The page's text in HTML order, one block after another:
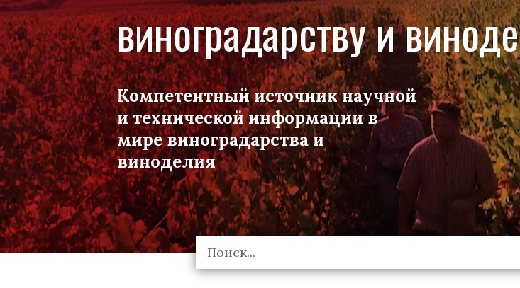
виноградарству и
Компетентный источник научной
и технической информации в
мире виноградарства и
виноделия